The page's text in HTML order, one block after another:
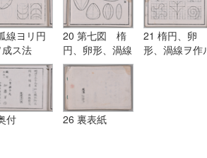
線ヨリ円
ス法
20 第七図 楕
円、卵形、渦線
ヲ作ル法
21 楕円、卵
形、渦線ヲ作
付 26 裏表紙